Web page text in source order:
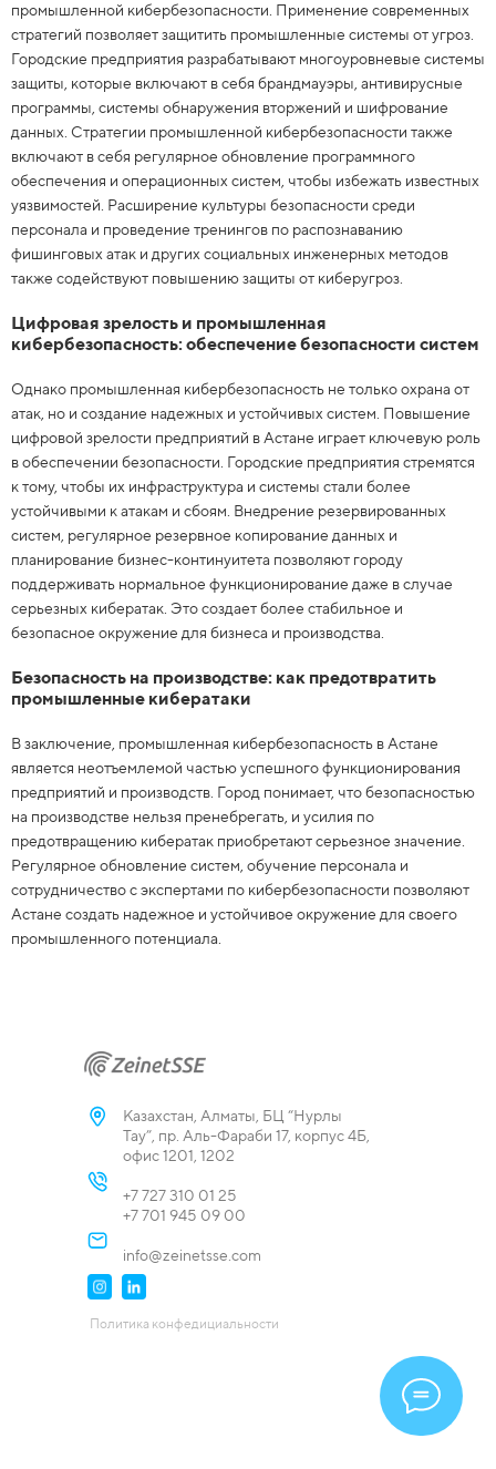
промышленной кибербезопасности. Применение современных
стратегий позволяет защитить промышленные системы от угроз.
Городские предприятия разрабатывают многоуровневые системы
защиты, которые включают в себя брандмауэры, антивирусные
программы, системы обнаружения вторжений и шифрование
данных. Стратегии промышленной кибербезопасности также
включают в себя регулярное обновление программного
обеспечения и операционных систем, чтобы избежать известных
уязвимостей. Расширение культуры безопасности среди
персонала и проведение тренингов по распознаванию
фишинговых атак и других социальных инженерных методов
также содействуют повышению защиты от киберугроз.
Цифровая зрелость и промышленная
кибербезопасность: обеспечение безопасности систем
Однако промышленная кибербезопасность не только охрана от
атак, но и создание надежных и устойчивых систем. Повышение
цифровой зрелости предприятий в Астане играет ключевую роль
в обеспечении безопасности. Городские предприятия стремятся
к тому, чтобы их инфраструктура и системы стали более
устойчивыми к атакам и сбоям. Внедрение резервированных
систем, регулярное резервное копирование данных и
планирование бизнес-континуитета позволяют городу
поддерживать нормальное функционирование даже в случае
серьезных кибератак. Это создает более стабильное и
безопасное окружение для бизнеса и производства.
Безопасность на производстве: как предотвратить
промышленные кибератаки
В заключение, промышленная кибербезопасность в Астане
является неотъемлемой частью успешного функционирования
предприятий и производств. Город понимает, что безопасностью
на производстве нельзя пренебрегать, и усилия по
предотвращению кибератак приобретают серьезное значение.
Регулярное обновление систем, обучение персонала и
сотрудничество с экспертами по кибербезопасности позволяют
Астане создать надежное и устойчивое окружение для своего
промышленного потенциала.
Казахстан, Алматы, БЦ “Нурлы
Тау”, пр. Аль-Фараби 17, корпус 4Б,
офис 1201, 1202
+7 727 310 01 25
+7 701 945 09 00
info@zeinetsse.com
Политика конфедициальности